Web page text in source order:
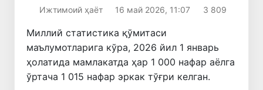
Ижтимоий ҳаёт 16 май 2026, 11:07 3 809
Миллий статистика қўмитаси
маълумотларига кўра, 2026 йил 1 январь
ҳолатида мамлакатда ҳар 1 000 нафар аёлга
ўртача 1 015 нафар эркак тўғри келган.